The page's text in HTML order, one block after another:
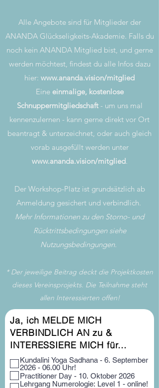
Alle Angebote sind für Mitglieder der
ANANDA Glückseligkeits-Akademie. Falls du
noch kein ANANDA Mitglied bist, und gerne
werden möchtest, findest du alle Infos dazu
hier: www.ananda.vision/mitglied
Eine einmalige, kostenlose
Schnuppermitgliedschaft - um uns mal
kennenzulernen - kann gerne direkt vor Ort
beantragt & unterzeichnet, oder auch gleich
vorab ausgefüllt werden unter
www.ananda.vision/mitglied.
Der Workshop-Platz ist grundsätzlich ab
Anmeldung gesichert und verbindlich.
Mehr Informationen zu den Storno- und
Rücktrittsbedingungen siehe
Nutzungsbedingungen.
* Der jeweilige Beitrag deckt die Projektkosten
dieses Vereinsprojekts. Die Teilnahme steht
allen Interessierten offen!
Ja, ich MELDE MICH
VERBINDLICH AN zu &
INTERESSIERE MICH für...
Kundalini Yoga Sadhana - 6. September
2026 - 06.00 Uhr!
Practitioner Day - 10. Oktober 2026
Lehrgang Numerologie: Level 1 - online!